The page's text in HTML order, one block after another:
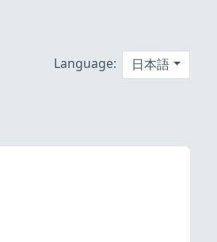
Language: 日本語